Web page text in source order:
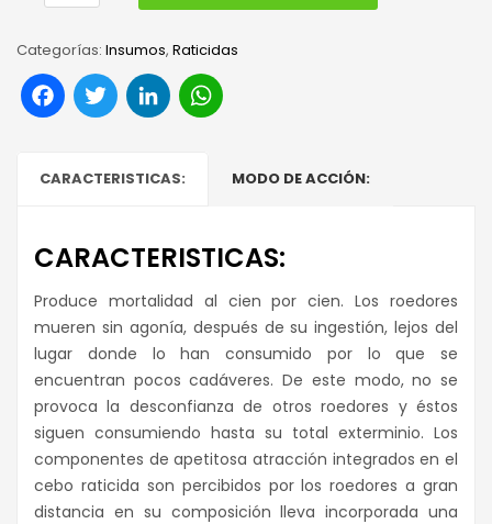
Categorías: Insumos, Raticidas
Facebook
TwitterLinkedIn
CARACTERISTICAS: MODO DE ACCIÓN:
CARACTERISTICAS:
Produce mortalidad al cien por cien. Los roedores
mueren sin agonía, después de su ingestión, lejos del
lugar donde lo han consumido por lo que se
encuentran pocos cadáveres. De este modo, no se
provoca la desconfianza de otros roedores y éstos
siguen consumiendo hasta su total exterminio. Los
componentes de apetitosa atracción integrados en el
cebo raticida son percibidos por los roedores a gran
distancia en su composición lleva incorporada una